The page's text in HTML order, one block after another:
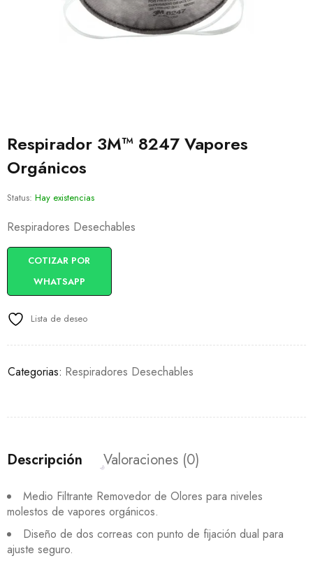
Respirador 3M™ 8247 Vapores
Orgánicos
Status: Hay existencias
Respiradores Desechables
COTIZAR POR
WHATSAPP
Lista de deseo
Categorias: Respiradores Desechables
Descripción Valoraciones (0)
Medio Filtrante Removedor de Olores para niveles
molestos de vapores orgánicos.
Diseño de dos correas con punto de fijación dual para
ajuste seguro.